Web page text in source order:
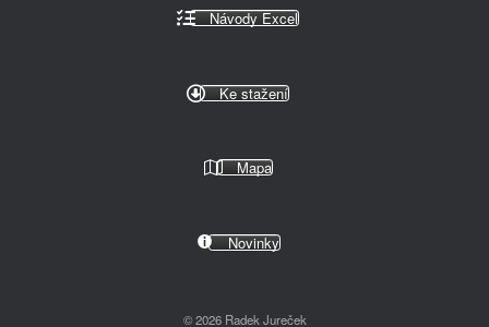
Návody Excel
Ke stažení
Mapa
Novinky
© 2026 Radek Jureček